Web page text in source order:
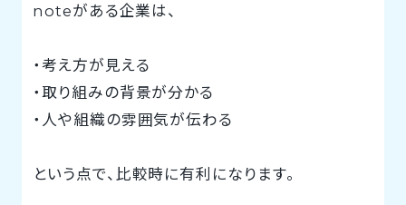
noteがある企業は、
・考え方が見える
・取り組みの背景が分かる
・人や組織の雰囲気が伝わる
という点で、比較時に有利になります。